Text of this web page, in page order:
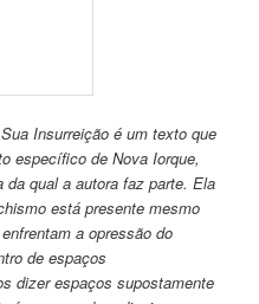
Insurreição é um texto que
específico de Nova Iorque,
da qual a autora faz parte. Ela
está presente mesmo
a opressão do
de espaços
dizer espaços supostamente